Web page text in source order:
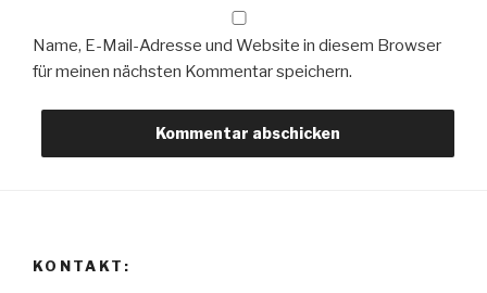
Name, E-Mail-Adresse und Website in diesem Browser
für meinen nächsten Kommentar speichern.
KONTAKT: